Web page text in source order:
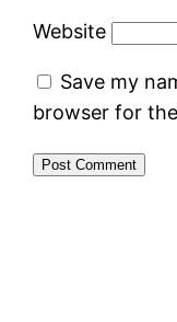
Website
Save my
browser for